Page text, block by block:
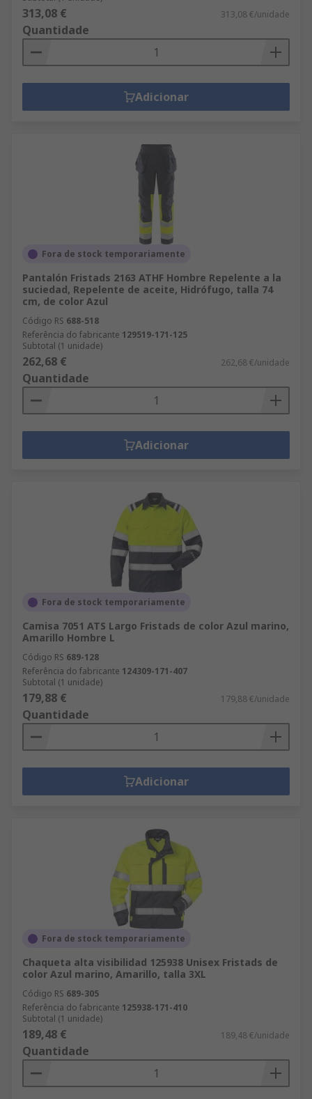
313,08 € 313,08 €/unidade
Quantidade
Adicionar
Fora de stock temporariamente
Pantalón Fristads 2163 ATHF Hombre Repelente a la
suciedad, Repelente de aceite, Hidrófugo, talla 74
cm, de color Azul
Código RS 688-518
Referência do fabricante 129519-171-125
Subtotal (1 unidade)
262,68 € 262,68 €/unidade
Quantidade
Adicionar
Fora de stock temporariamente
Camisa 7051 ATS Largo Fristads de color Azul marino,
Amarillo Hombre L
Código RS 689-128
Referência do fabricante 124309-171-407
Subtotal (1 unidade)
179,88 € 179,88 €/unidade
Quantidade
Adicionar
Fora de stock temporariamente
Chaqueta alta visibilidad 125938 Unisex Fristads de
color Azul marino, Amarillo, talla 3XL
Código RS 689-305
Referência do fabricante 125938-171-410
Subtotal (1 unidade)
189,48 € 189,48 €/unidade
Quantidade